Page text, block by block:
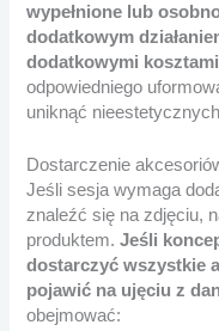
wypełnione lub
dodatkowym
dodatkowymi
odpowiedniego
uniknąć
Dostarczenie
Jeśli sesja wymaga
znaleźć się na zdjęciu,
produktem.Jeśli
dostarczyć wszystkie
pojawić na ujęciu z
obejmować: